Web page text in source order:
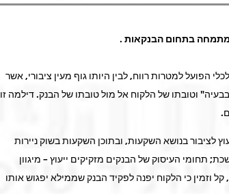
בתחום הבנקאות .
הפועל למטרות רווח, לבין היותו גוף מעין ציבורי, אשר
וטובתו של הלקוח אל מול טובתו של הבנק. דילמה זו
לציבור בנושא השקעות, ובתוכן השקעות בשוק ניירות
תחומי העיסוק של הבנקים מזקיקים ייעוץ – מיגוון
וזמין כי הלקוח יפנה לפקיד הבנק שממילא יפגוש אותו